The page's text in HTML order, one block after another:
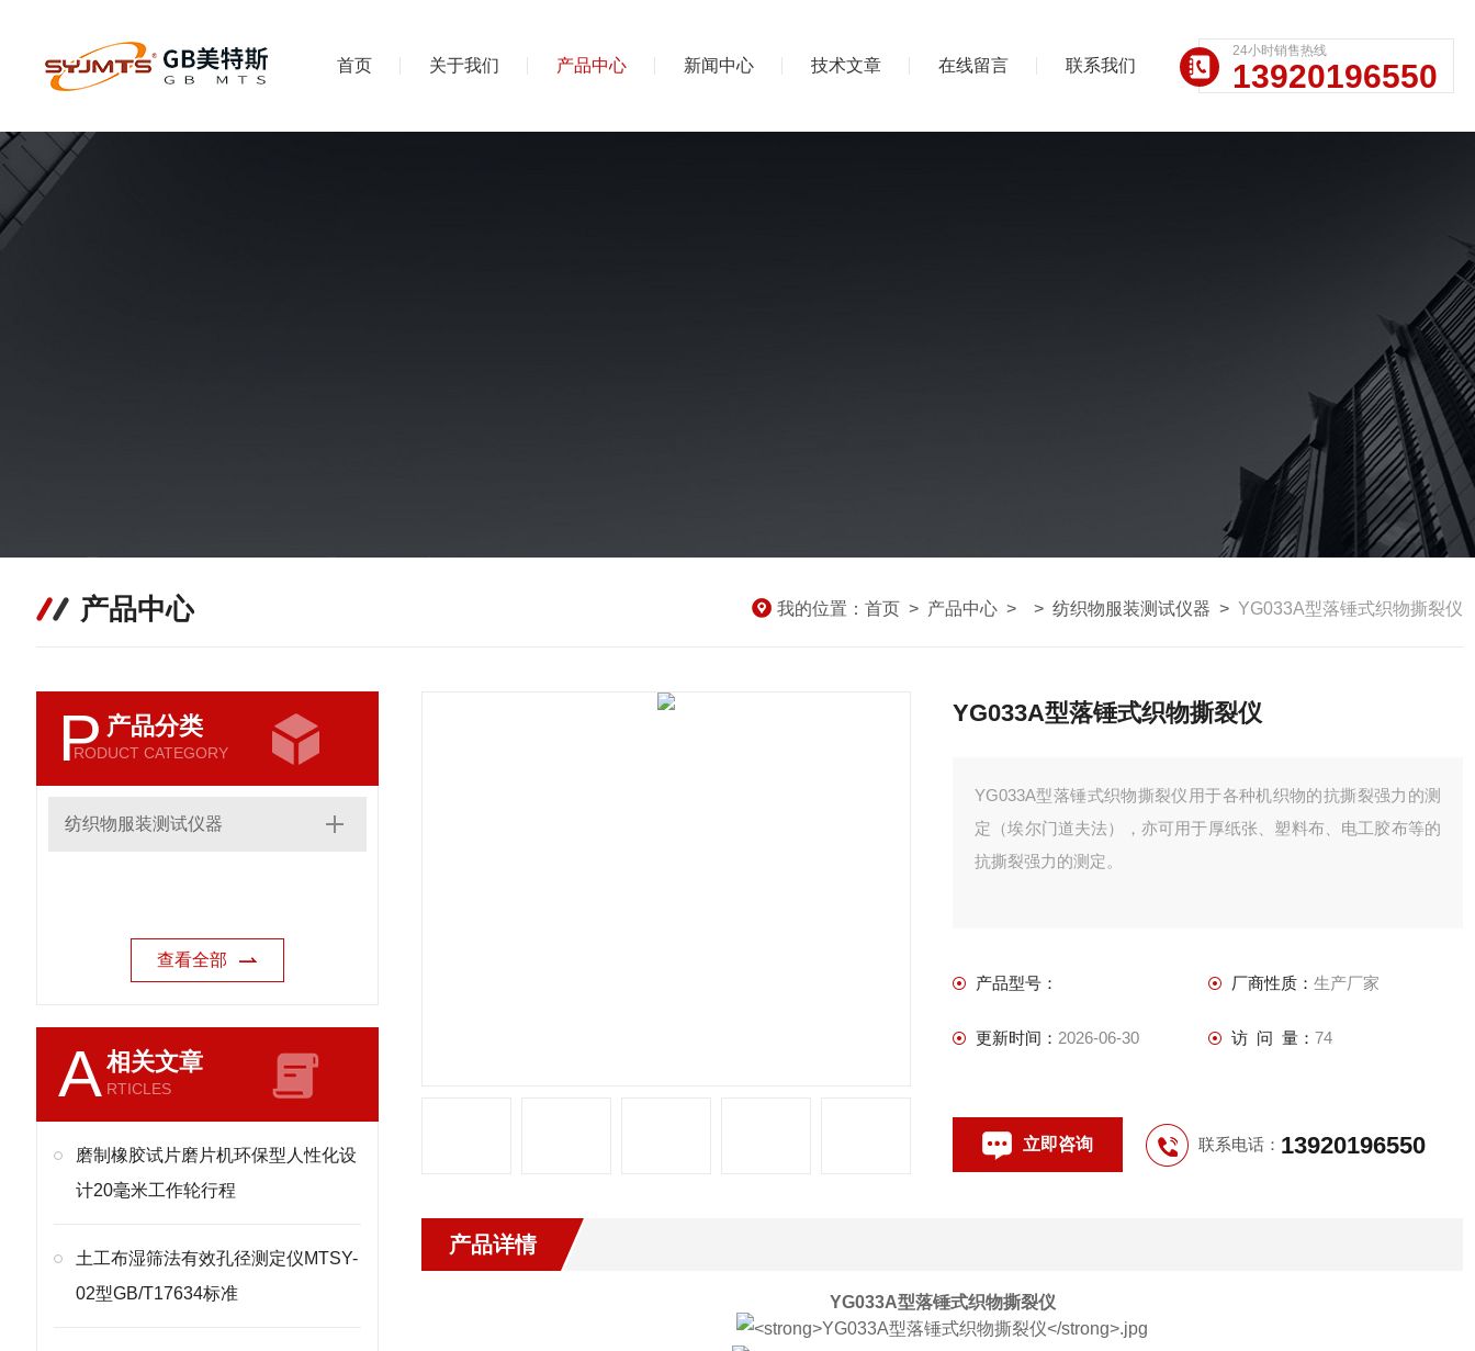
首页 关于我们 产品中心 新闻中心 技术文章 在线留言 联系我们
24小时销售热线
13920196550
产品中心 我的位置： 首页 > 产品中心 > > 纺织物服装测试仪器 > YG033A型落锤式织物撕裂仪
P 产品分类
RODUCT CATEGORY
纺织物服装测试仪器
查看全部
A相关文章
RTICLES
磨制橡胶试片磨片机环保型人性化设
计20毫米工作轮行程
土工布湿筛法有效孔径测定仪MTSY-
02型GB/T17634标准
YG033A型落锤式织物撕裂仪
YG033A型落锤式织物撕裂仪用于各种机织物的抗撕裂强力的测
定（埃尔门道夫法），亦可用于厚纸张、塑料布、电工胶布等的
抗撕裂强力的测定。
产品型号： 厂商性质： 生产厂家
更新时间： 2026-06-30 访 问 量： 74
立即咨询 联系电话： 13920196550
产品详情
YG033A型落锤式织物撕裂仪